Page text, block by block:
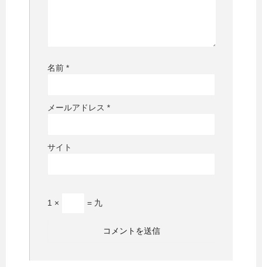
名前 *
メールアドレス *
サイト
1 × = 九